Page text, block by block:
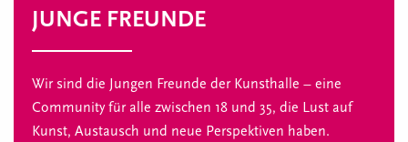
JUNGE FREUNDE
Wir sind die Jungen Freunde der Kunsthalle – eine
Community für alle zwischen 18 und 35, die Lust auf
Kunst, Austausch und neue Perspektiven haben.